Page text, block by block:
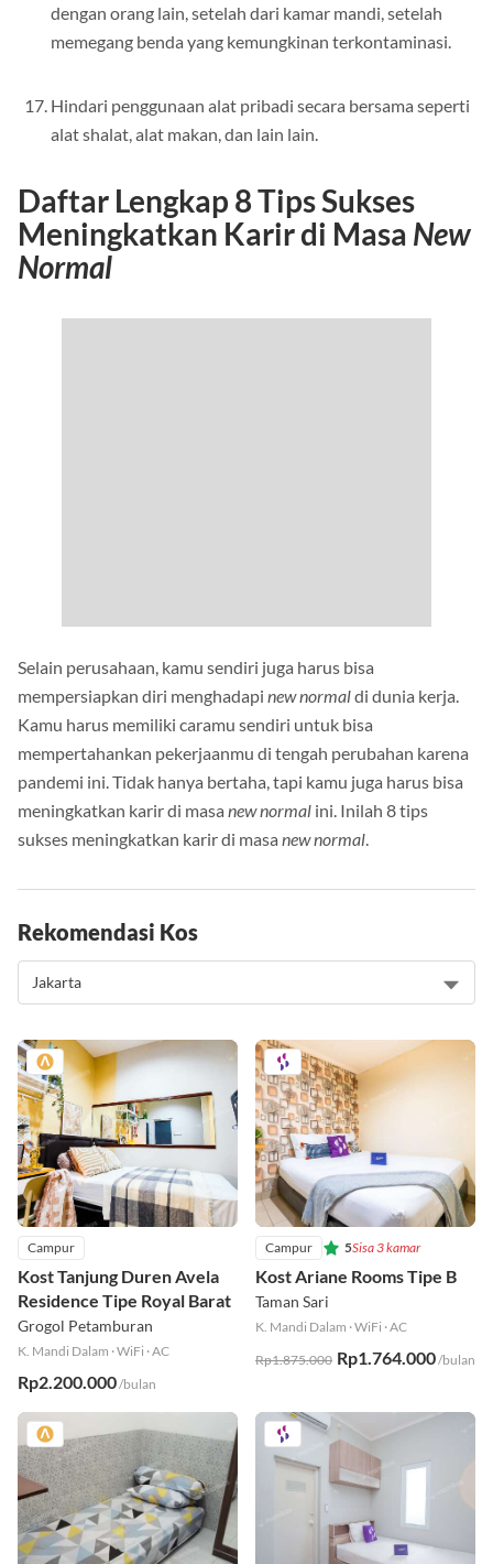
dengan orang lain, setelah dari kamar mandi, setelah
memegang benda yang kemungkinan terkontaminasi.
Hindari penggunaan alat pribadi secara bersama seperti
alat shalat, alat makan, dan lain lain.
Daftar Lengkap 8 Tips Sukses
Meningkatkan Karir di Masa New
Normal
Selain perusahaan, kamu sendiri juga harus bisa
mempersiapkan diri menghadapi new normaldi dunia kerja.
Kamu harus memiliki caramu sendiri untuk bisa
mempertahankan pekerjaanmu di tengah perubahan karena
pandemi ini. Tidak hanya bertaha, tapi kamu juga harus bisa
meningkatkan karir di masa new normal ini. Inilah 8 tips
sukses meningkatkan karir di masa new normal.
Rekomendasi Kos
Campur
Kost Tanjung Duren Avela
Residence Tipe Royal Barat
Grogol Petamburan
K. Mandi Dalam ·WiFi ·AC
Rp2.200.000/bulan
Campur 5Sisa 3 kamar
Kost Ariane Rooms Tipe B
Taman Sari
K. Mandi Dalam ·WiFi ·AC
Rp1.875.000 Rp1.764.000/bulan